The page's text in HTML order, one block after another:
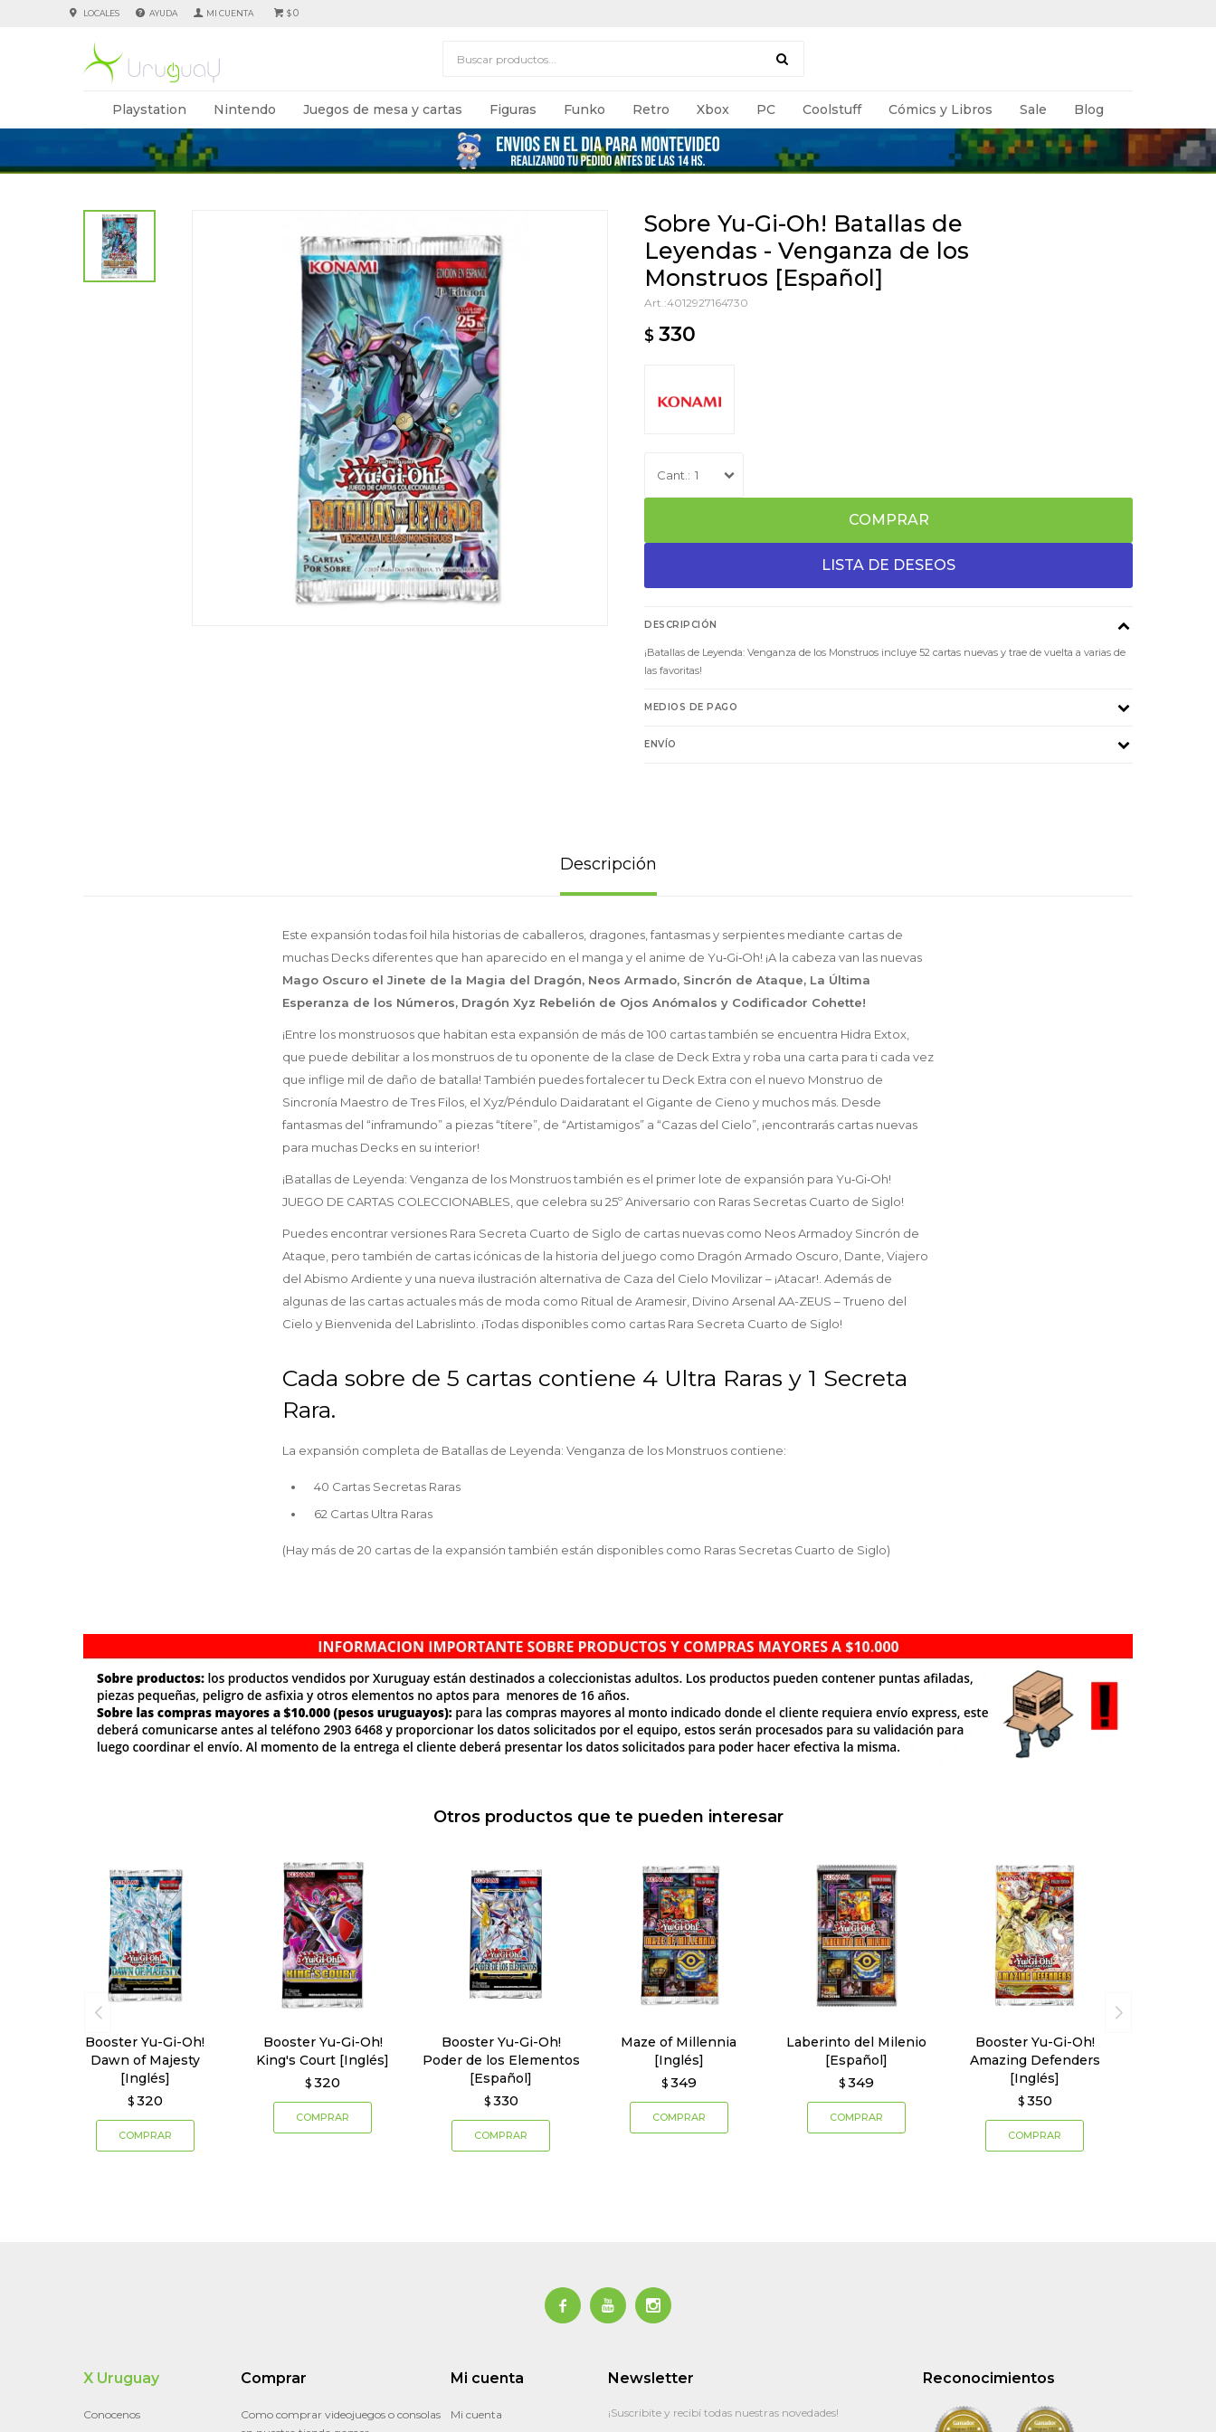
Playstation Nintendo Juegos de mesa y cartas Figuras Funko Retro Xbox PC Coolstuff Cómics y Libros Sale Blog
$0
LOCALES AYUDA
Sobre Yu-Gi-Oh! Batallas de
Leyendas - Venganza de los
Monstruos [Español]
4012927164730
$ 330
1
COMPRAR
DESCRIPCIÓN
¡Batallas de Leyenda: Venganza de los Monstruos incluye 52 cartas nuevas y trae de vuelta a varias de
las favoritas!
MEDIOS DE PAGO
ENVÍO
Descripción
Este expansión todas foil hila historias de caballeros, dragones, fantasmas y serpientes mediante cartas de
muchas Decks diferentes que han aparecido en el manga y el anime de Yu‑Gi‑Oh! ¡A la cabeza van las nuevas
Mago Oscuro el Jinete de la Magia del Dragón, Neos Armado, Sincrón de Ataque, La Última
Esperanza de los Números, Dragón Xyz Rebelión de Ojos Anómalos y Codificador Cohette!
¡Entre los monstruosos que habitan esta expansión de más de 100 cartas también se encuentra Hidra Extox,
que puede debilitar a los monstruos de tu oponente de la clase de Deck Extra y roba una carta para ti cada vez
que inflige mil de daño de batalla! También puedes fortalecer tu Deck Extra con el nuevo Monstruo de
Sincronía Maestro de Tres Filos, el Xyz/Péndulo Daidaratant el Gigante de Cieno y muchos más. Desde
fantasmas del “inframundo” a piezas “títere”, de “Artistamigos” a “Cazas del Cielo”, ¡encontrarás cartas nuevas
para muchas Decks en su interior!
¡Batallas de Leyenda: Venganza de los Monstruos también es el primer lote de expansión para Yu‑Gi‑Oh!
JUEGO DE CARTAS COLECCIONABLES, que celebra su 25º Aniversario con Raras Secretas Cuarto de Siglo!
Puedes encontrar versiones Rara Secreta Cuarto de Siglo de cartas nuevas como Neos Armadoy Sincrón de
Ataque, pero también de cartas icónicas de la historia del juego como Dragón Armado Oscuro, Dante, Viajero
del Abismo Ardiente y una nueva ilustración alternativa de Caza del Cielo Movilizar – ¡Atacar!. Además de
algunas de las cartas actuales más de moda como Ritual de Aramesir, Divino Arsenal AA-ZEUS – Trueno del
Cielo y Bienvenida del Labrislinto. ¡Todas disponibles como cartas Rara Secreta Cuarto de Siglo!
Cada sobre de 5 cartas contiene 4 Ultra Raras y 1 Secreta
Rara.
La expansión completa de Batallas de Leyenda: Venganza de los Monstruos contiene:
40 Cartas Secretas Raras
62 Cartas Ultra Raras
(Hay más de 20 cartas de la expansión también están disponibles como Raras Secretas Cuarto de Siglo)
Otros productos que te pueden interesar
Booster Yu-Gi-Oh!
Dawn of Majesty
[Inglés]
$ 320
Booster Yu-Gi-Oh!
King's Court [Inglés]
$ 320
Booster Yu-Gi-Oh!
Poder de los Elementos
[Español]
$ 330
Maze of Millennia
[Inglés]
$ 349
Laberinto del Milenio
[Español]
$ 349
Booster Yu-Gi-Oh!
Amazing Defenders
[Inglés]
$ 350
  
Reconocimientos
X Uruguay
Conocenos
Comprar
Como comprar videojuegos o consolas
Mi cuenta
Mi cuenta
Newsletter
¡Suscribite y recibí todas nuestras novedades!